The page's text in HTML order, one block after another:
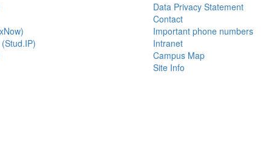
Data Privacy Statement
Contact
Important phone numbers
Intranet
Campus Map
Site Info